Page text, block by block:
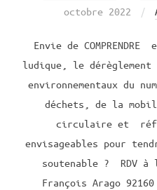
octobre 2022
Envie de
ludique, le
environnementaux du
déchets, de la
circulaire et
envisageables pour
soutenable ? RDV à
François Arago